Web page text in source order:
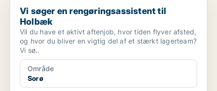
Vi søger en rengøringsassistent til
Holbæk
Vil du have et aktivt aftenjob, hvor tiden flyver afsted,
og hvor du bliver en vigtig del af et stærkt lagerteam?
Vi sø..
Område
Sorø